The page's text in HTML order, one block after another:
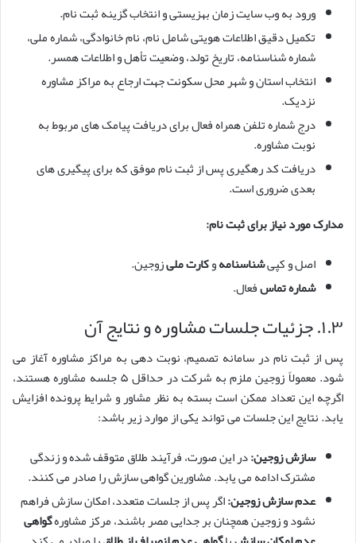
ورود به وب سایت زمان بهزیستی و انتخاب گزینه ثبت نام.
تکمیل دقیق اطلاعات هویتی شامل نام، نام خانوادگی، شماره ملی،
شماره شناسنامه، تاریخ تولد، وضعیت تأهل و اطلاعات همسر.
انتخاب استان و شهر محل سکونت جهت ارجاع به مراکز مشاوره
نزدیک.
درج شماره تلفن همراه فعال برای دریافت پیامک های مربوط به
نوبت مشاوره.
دریافت کد رهگیری پس از ثبت نام موفق که برای پیگیری های
بعدی ضروری است.
مدارک مورد نیاز برای ثبت نام:
اصل و کپیشناسنامهوکارت ملیزوجین.
شماره تماسفعال.
۱.۳. جزئیات جلسات مشاوره و نتایج آن
پس از ثبت نام در سامانه تصمیم، نوبت دهی به مراکز مشاوره آغاز می
شود. معمولاً زوجین ملزم به شرکت در حداقل ۵ جلسه مشاوره هستند،
اگرچه این تعداد ممکن است بسته به نظر مشاور و شرایط پرونده افزایش
یابد. نتایج این جلسات می تواند یکی از موارد زیر باشد:
سازش زوجین:در این صورت، فرآیند طلاق متوقف شده و زندگی
مشترک ادامه می یابد. مشاورین گواهی سازش را صادر می کنند.
عدم سازش زوجین:اگر پس از جلسات متعدد، امکان سازش فراهم
نشود و زوجین همچنان بر جدایی مصر باشند، مرکز مشاورهگواهی